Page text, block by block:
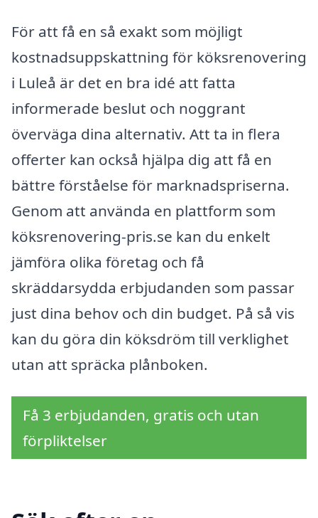
För att få en så exakt som möjligt
kostnadsuppskattning för köksrenovering
i Luleå är det en bra idé att fatta
informerade beslut och noggrant
överväga dina alternativ. Att ta in flera
offerter kan också hjälpa dig att få en
bättre förståelse för marknadspriserna.
Genom att använda en plattform som
köksrenovering-pris.se kan du enkelt
jämföra olika företag och få
skräddarsydda erbjudanden som passar
just dina behov och din budget. På så vis
kan du göra din köksdröm till verklighet
utan att spräcka plånboken.
Få 3 erbjudanden, gratis och utan
förpliktelser